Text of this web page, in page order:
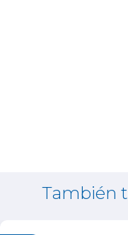
También